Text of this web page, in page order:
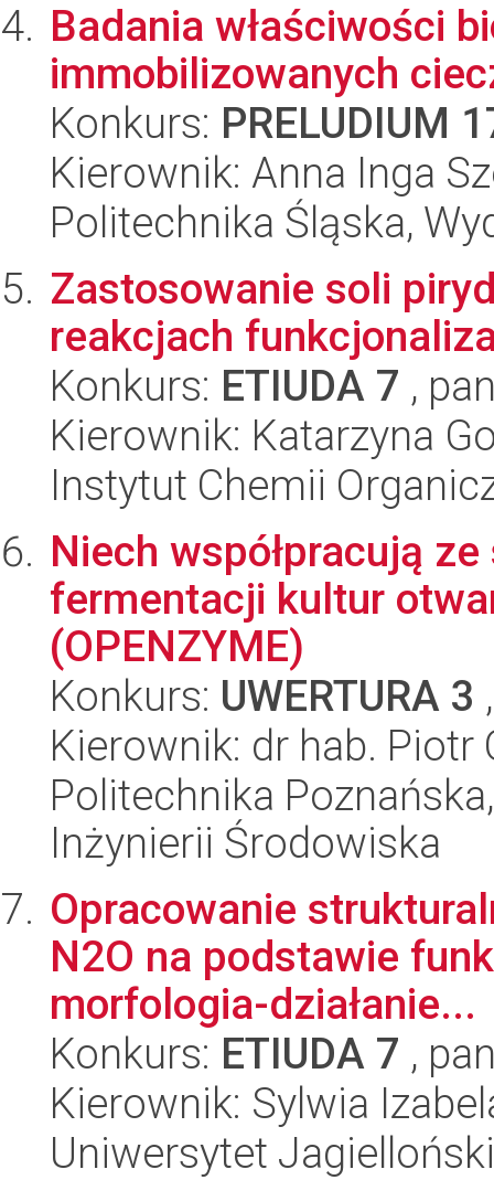
Badania właściwości
immobilizowanych
Konkurs: PRELUDIUM
Kierownik: Anna Inga
Politechnika Śląska,
Zastosowanie soli
reakcjach
Konkurs: ETIUDA 7 ,
Kierownik: Katarzyna
Instytut Chemii
Niech współpracują
fermentacji kultur
(OPENZYME)
Konkurs: UWERTURA 3
Kierownik: dr hab. Piotr
Politechnika
Inżynierii Środowiska
Opracowanie
N2O na podstawie
morfologia-działanie...
Konkurs: ETIUDA 7 ,
Kierownik: Sylwia
Uniwersytet